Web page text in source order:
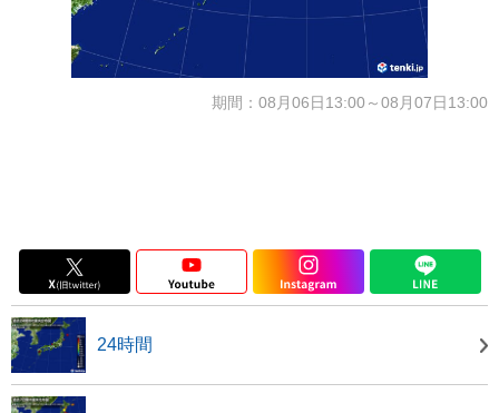
期間：08月06日13:00～08月07日13:00
24時間